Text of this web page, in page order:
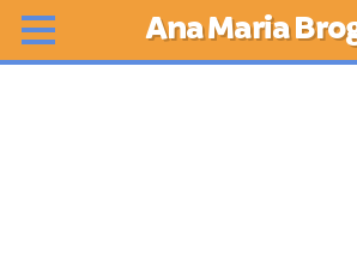
Ana Maria